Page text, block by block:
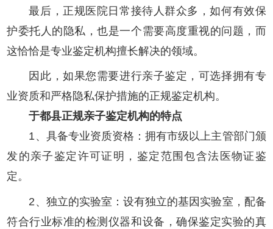
最后，正规医院日常接待人群众多，如何有效保
护委托人的隐私，也是一个需要高度重视的问题，而
这恰恰是专业鉴定机构擅长解决的领域。
因此，如果您需要进行亲子鉴定，可选择拥有专
业资质和严格隐私保护措施的正规鉴定机构。
于都县正规亲子鉴定机构的特点
1、具备专业资质资格：拥有市级以上主管部门颁
发的亲子鉴定许可证明，鉴定范围包含法医物证鉴
定。
2、独立的实验室：设有独立的基因实验室，配备
符合行业标准的检测仪器和设备，确保鉴定实验的真